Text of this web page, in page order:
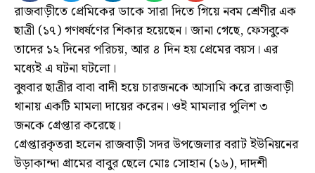
রাজবাড়ীতে প্রেমিকের ডাকে সারা দিতে গিয়ে নবম শ্রেণীর এক
ছাত্রী (১৭) গণধর্ষণের শিকার হয়েছেন। জানা গেছে, ফেসবুকে
তাদের ১২ দিনের পরিচয়, আর ৪ দিন হয় প্রেমের বয়স। এর
মধ্যেই এ ঘটনা ঘটলো।
বুধবার ছাত্রীর বাবা বাদী হয়ে চারজনকে আসামি করে রাজবাড়ী
থানায় একটি মামলা দায়ের করেন। ওই মামলার পুলিশ ৩
জনকে গ্রেপ্তার করেছে।
গ্রেপ্তারকৃতরা হলেন রাজবাড়ী সদর উপজেলার বরাট ইউনিয়নের
উড়াকান্দা গ্রামের বাবুর ছেলে মোঃ সোহান (১৬), দাদশী